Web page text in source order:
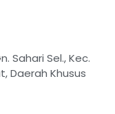
Sahari Sel., Kec.
Daerah Khusus